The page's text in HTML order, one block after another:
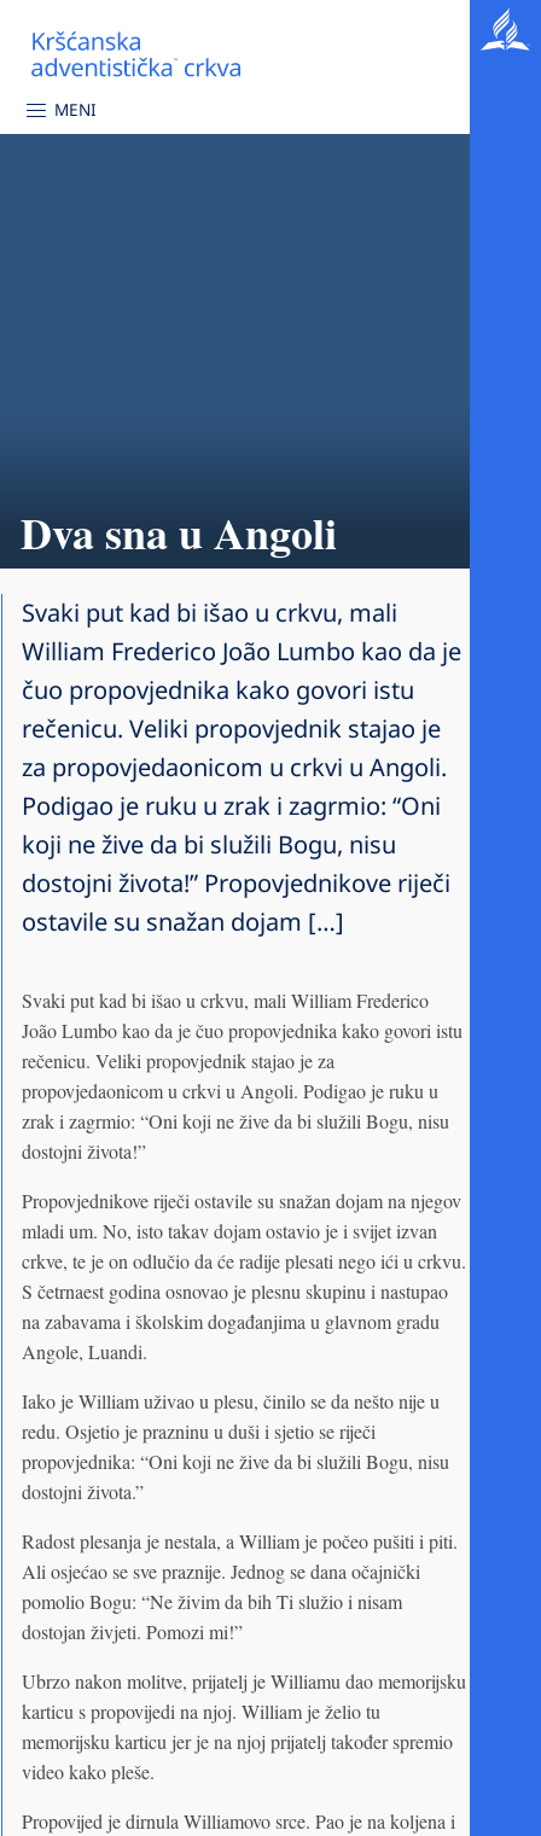
MENI
Dva sna u Angoli
Svaki put kad bi išao u crkvu, mali
William Frederico João Lumbo kao da je
čuo propovjednika kako govori istu
rečenicu. Veliki propovjednik stajao je
za propovjedaonicom u crkvi u Angoli.
Podigao je ruku u zrak i zagrmio: “Oni
koji ne žive da bi služili Bogu, nisu
dostojni života!” Propovjednikove riječi
ostavile su snažan dojam […]
Svaki put kad bi išao u crkvu, mali William Frederico
João Lumbo kao da je čuo propovjednika kako govori istu
rečenicu. Veliki propovjednik stajao je za
propovjedaonicom u crkvi u Angoli. Podigao je ruku u
zrak i zagrmio: “Oni koji ne žive da bi služili Bogu, nisu
dostojni života!”
Propovjednikove riječi ostavile su snažan dojam na njegov
mladi um. No, isto takav dojam ostavio je i svijet izvan
crkve, te je on odlučio da će radije plesati nego ići u crkvu.
S četrnaest godina osnovao je plesnu skupinu i nastupao
na zabavama i školskim događanjima u glavnom gradu
Angole, Luandi.
Iako je William uživao u plesu, činilo se da nešto nije u
redu. Osjetio je prazninu u duši i sjetio se riječi
propovjednika: “Oni koji ne žive da bi služili Bogu, nisu
dostojni života.”
Radost plesanja je nestala, a William je počeo pušiti i piti.
Ali osjećao se sve praznije. Jednog se dana očajnički
pomolio Bogu: “Ne živim da bih Ti služio i nisam
dostojan živjeti. Pomozi mi!”
Ubrzo nakon molitve, prijatelj je Williamu dao memorijsku
karticu s propovijedi na njoj. William je želio tu
memorijsku karticu jer je na njoj prijatelj također spremio
video kako pleše.
Propovijed je dirnula Williamovo srce. Pao je na koljena i